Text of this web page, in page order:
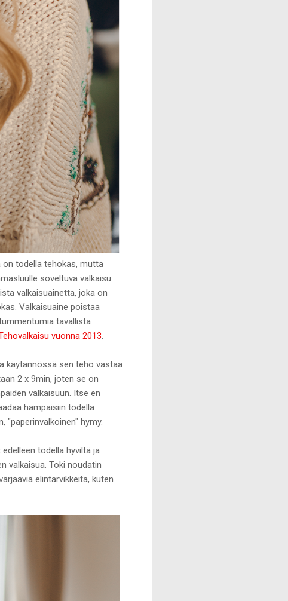
on todella tehokas, mutta
soveltuva valkaisu.
valkaisuainetta, joka on
Valkaisuaine poistaa
tavallista
vuonna 2013
käytännössä sen teho vastaa
2 x 9min, joten se on
valkaisuun. Itse en
hampaisiin todella
"paperinvalkoinen" hymy.
todella hyviltä ja
valkaisua. Toki noudatin
elintarvikkeita, kuten